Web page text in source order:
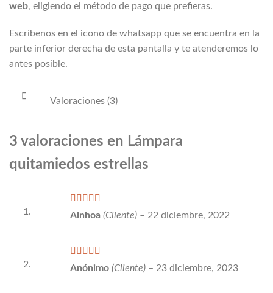
web, eligiendo el método de pago que prefieras.
Escríbenos en el icono de whatsapp que se encuentra en la
parte inferior derecha de esta pantalla y te atenderemos lo
antes posible.
Valoraciones (3)
3 valoraciones en Lámpara
quitamiedos estrellas
Valorado
de 5
Ainhoa (Cliente) – 22 diciembre, 2022
Valorado
Anónimo (Cliente) – 23 diciembre, 2023